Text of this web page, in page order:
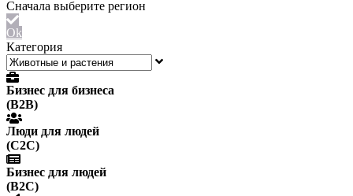
Ok
Категория
Бизнес для бизнеса
(B2B)
Люди для людей
(С2С)
Бизнес для людей
(B2C)